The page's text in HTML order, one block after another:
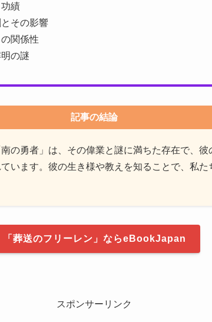
績
その影響
関係性
の謎
記事の結論
の勇者」は、その偉業と謎に満ちた存在で、
います。彼の生き様や教えを知ることで、私
「葬送のフリーレン」ならeBookJapan
スポンサーリンク